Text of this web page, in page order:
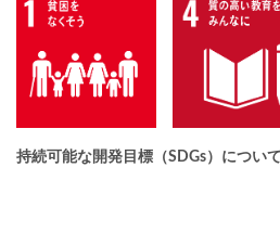
持続可能な開発目標（SDGs）につい